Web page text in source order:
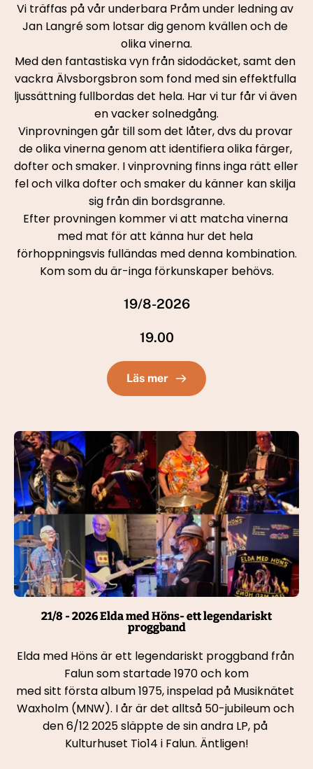
Vi träffas på vår underbara Pråm under ledning av
Jan Langré som lotsar dig genom kvällen och de
olika vinerna.
Med den fantastiska vyn från sidodäcket, samt den
vackra Älvsborgsbron som fond med sin effektfulla
ljussättning fullbordas det hela. Har vi tur får vi även
en vacker solnedgång.
Vinprovningen går till som det låter, dvs du provar
de olika vinerna genom att identifiera olika färger,
dofter och smaker. I vinprovning finns inga rätt eller
fel och vilka dofter och smaker du känner kan skilja
sig från din bordsgranne.
Efter provningen kommer vi att matcha vinerna
med mat för att känna hur det hela
förhoppningsvis fulländas med denna kombination.
Kom som du är-inga förkunskaper behövs.
19/8-2026
19.00
Läs mer
21/8 - 2026 Elda med Höns- ett legendariskt
proggband
Elda med Höns är ett legendariskt proggband från
Falun som startade 1970 och kom
med sitt första album 1975, inspelad på Musiknätet
Waxholm (MNW). I år är det alltså 50-jubileum och
den 6/12 2025 släppte de sin andra LP, på
Kulturhuset Tio14 i Falun. Äntligen!